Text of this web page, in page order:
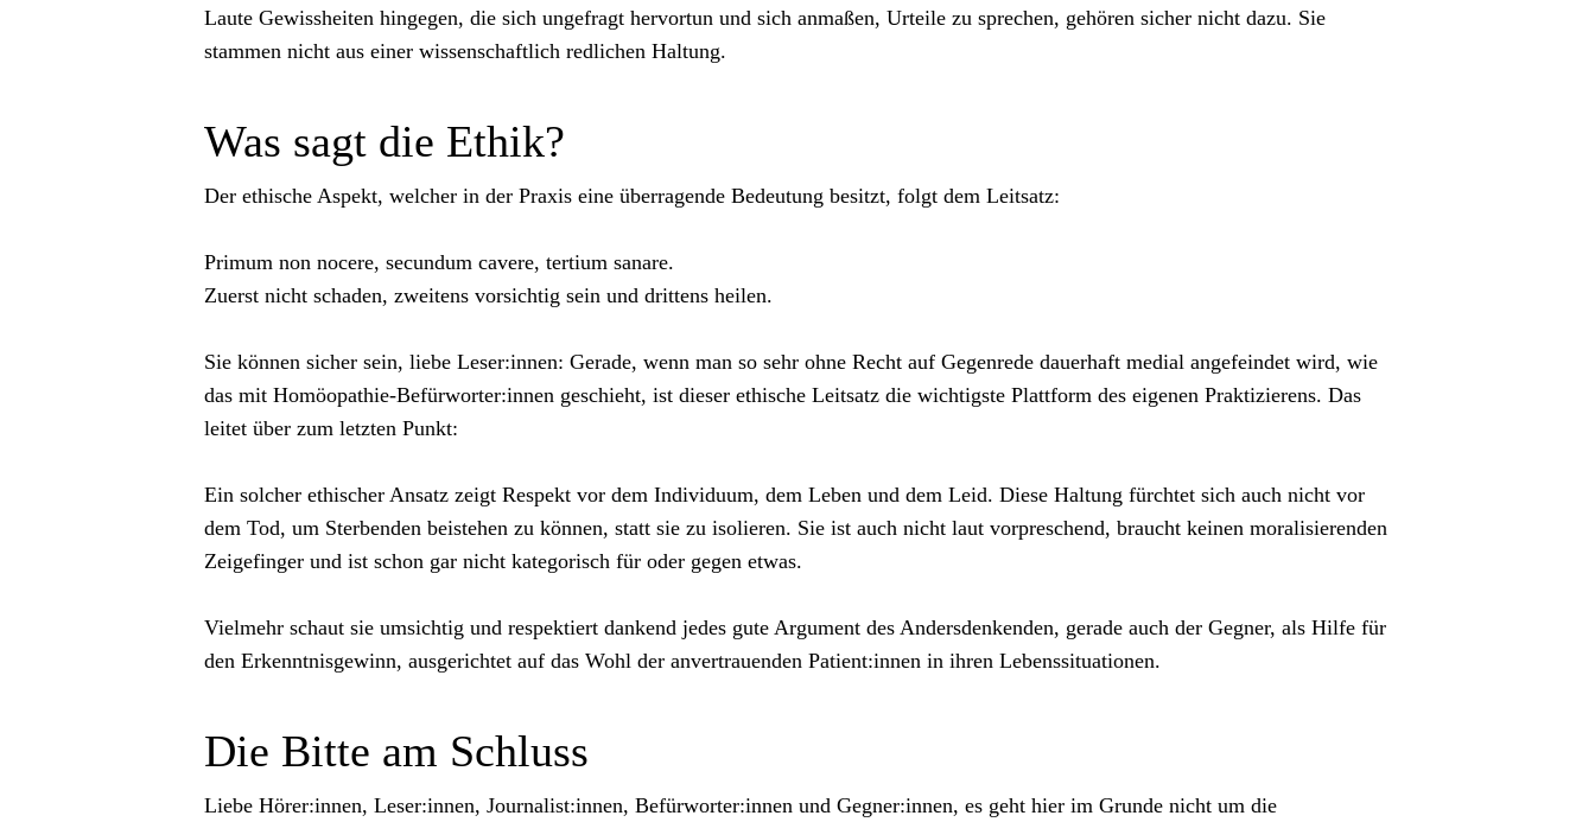
Laute Gewissheiten hingegen, die sich ungefragt hervortun und sich anmaßen, Urteile zu sprechen, gehören sicher nicht dazu. Sie
stammen nicht aus einer wissenschaftlich redlichen Haltung.
Was sagt die Ethik?
Der ethische Aspekt, welcher in der Praxis eine überragende Bedeutung besitzt, folgt dem Leitsatz:
Primum non nocere, secundum cavere, tertium sanare.
Zuerst nicht schaden, zweitens vorsichtig sein und drittens heilen.
Sie können sicher sein, liebe Leser:innen: Gerade, wenn man so sehr ohne Recht auf Gegenrede dauerhaft medial angefeindet wird, wie
das mit Homöopathie-Befürworter:innen geschieht, ist dieser ethische Leitsatz die wichtigste Plattform des eigenen Praktizierens. Das
leitet über zum letzten Punkt:
Ein solcher ethischer Ansatz zeigt Respekt vor dem Individuum, dem Leben und dem Leid. Diese Haltung fürchtet sich auch nicht vor
dem Tod, um Sterbenden beistehen zu können, statt sie zu isolieren. Sie ist auch nicht laut vorpreschend, braucht keinen moralisierenden
Zeigefinger und ist schon gar nicht kategorisch für oder gegen etwas.
Vielmehr schaut sie umsichtig und respektiert dankend jedes gute Argument des Andersdenkenden, gerade auch der Gegner, als Hilfe für
den Erkenntnisgewinn, ausgerichtet auf das Wohl der anvertrauenden Patient:innen in ihren Lebenssituationen.
Die Bitte am Schluss
Liebe Hörer:innen, Leser:innen, Journalist:innen, Befürworter:innen und Gegner:innen, es geht hier im Grunde nicht um die